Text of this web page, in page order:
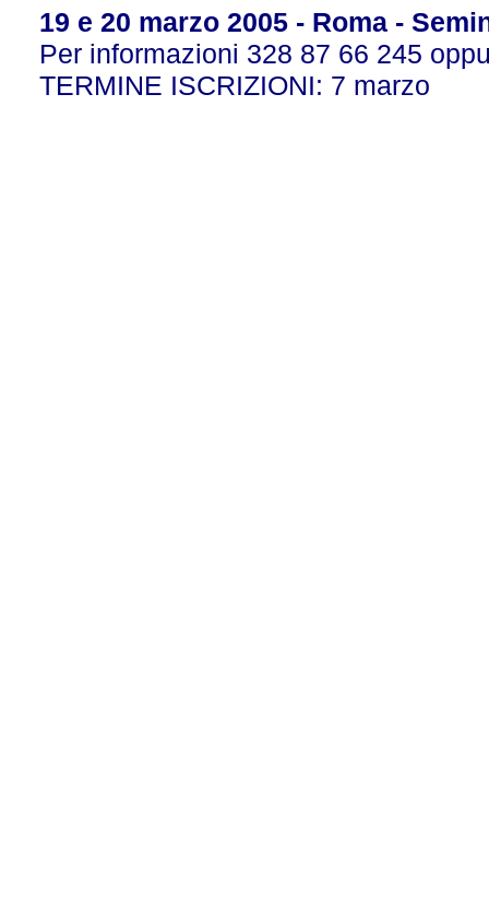
19 e 20 marzo 2005 - Roma -
Per informazioni 328 87 66 245
TERMINE ISCRIZIONI: 7 marzo